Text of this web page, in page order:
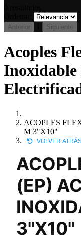
Anterior Siguiente
Acoples
ACOPLES
M 3"X10"
VOLVER
(EP)
3"X10"